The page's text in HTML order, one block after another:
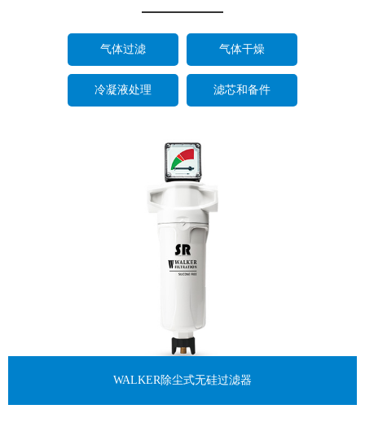
气体过滤 气体干燥
冷凝液处理 滤芯和备件
WALKER除尘式无硅过滤器